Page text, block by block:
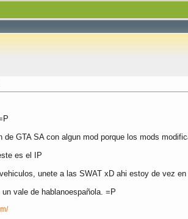
GTA SA con algun mod porque los mods
es el IP
unete a las SWAT xD ahi estoy de vez en
vale de hablanoespañola. =P